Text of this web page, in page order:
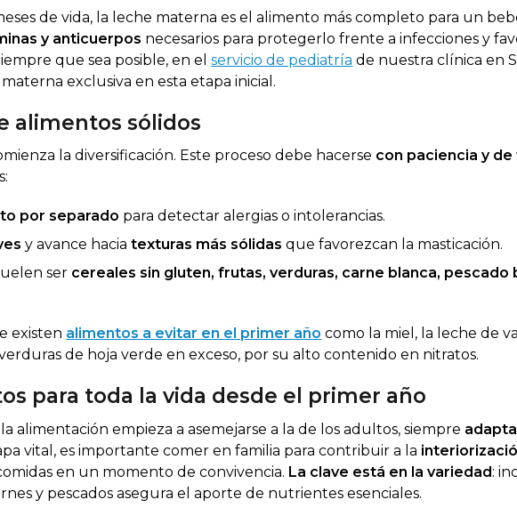
de vida, la leche materna es el alimento más completo para un
y anticuerpos necesarios para protegerlo frente a infecciones y
que sea posible, en elservicio de pediatría de nuestra clínica en
exclusiva en esta etapa inicial.
alimentos sólidos
la diversificación. Este proceso debe hacerse con paciencia y de
por separado para detectar alergias o intolerancias.
y avance hacia texturas más sólidasque favorezcan la masticación.
ser cereales sin gluten, frutas, verduras, carne blanca, pescado
existen alimentos a evitar en el primer año como la miel, la leche de
de hoja verde en exceso, por su alto contenido en nitratos.
para toda la vida desde el primer año
la alimentación empieza a asemejarse a la de los adultos, siempre
vital, es importante comer en familia para contribuir a la
en un momento de convivencia. La clave está en la variedad:
y pescados asegura el aporte de nutrientes esenciales.